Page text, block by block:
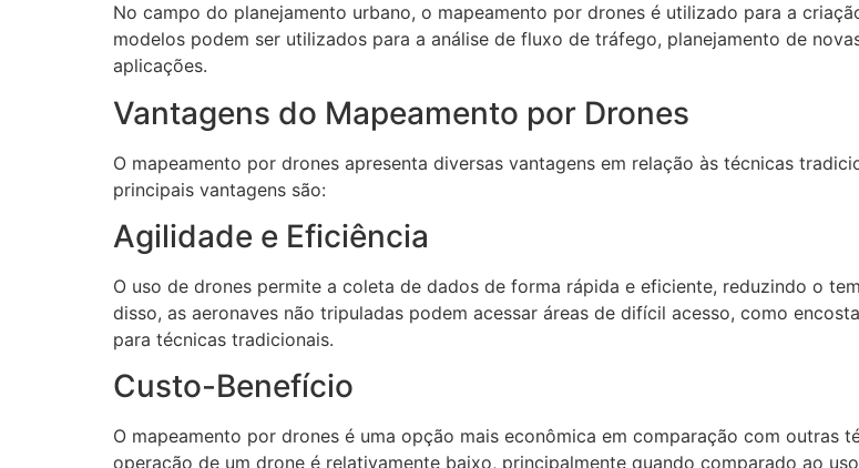
No campo do planejamento urbano, o mapeamento por drones é utilizado para a
modelos podem ser utilizados para a análise de fluxo de tráfego, planejamento de
aplicações.
Vantagens do Mapeamento por Drones
O mapeamento por drones apresenta diversas vantagens em relação às técnicas
principais vantagens são:
Agilidade e Eficiência
O uso de drones permite a coleta de dados de forma rápida e eficiente, reduzindo o
disso, as aeronaves não tripuladas podem acessar áreas de difícil acesso, como
para técnicas tradicionais.
Custo-Benefício
O mapeamento por drones é uma opção mais econômica em comparação com outras
operação de um drone é relativamente baixo, principalmente quando comparado ao